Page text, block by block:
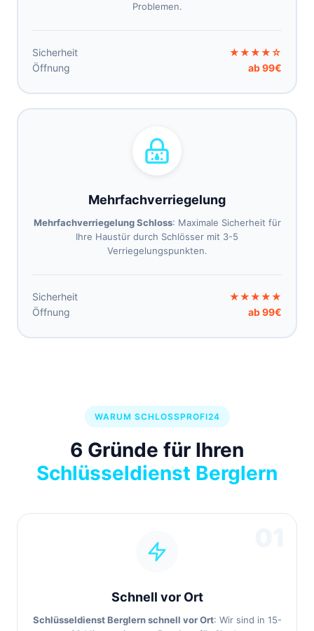
Problemen.
Sicherheit
★★★★☆
Öffnung
ab 99€
Mehrfachverriegelung
Mehrfachverriegelung Schloss: Maximale Sicherheit für
Ihre Haustür durch Schlösser mit 3-5
Verriegelungspunkten.
Sicherheit
★★★★★
Öffnung
ab 99€
WARUM SCHLOSSPROFI24
6 Gründe für Ihren
Schlüsseldienst Berglern
Schnell vor Ort
Schlüsseldienst Berglern schnell vor Ort: Wir sind in 15-